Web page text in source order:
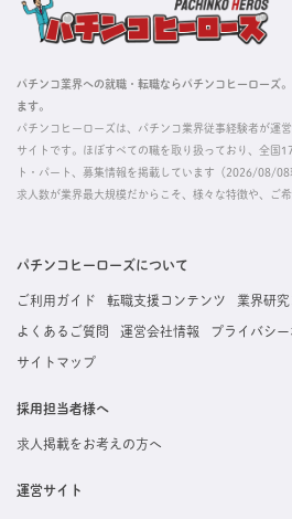
パチンコ業界への就職・転職ならパチンコヒーローズ
ます。
パチンコヒーローズは、パチンコ業界従事経験者が運
サイトです。ほぼすべての職を取り扱っており、全国
ト・パート、募集情報を掲載しています（2026/08/08
求人数が業界最大規模だからこそ、様々な特徴や、ご
掲載している求人は、すべて契約法人様から寄せられ
た内容はすぐに直接事業所に届くためスムーズに転職・
パチンコヒーローズについて
ご利用ガイド 転職支援コンテンツ 業界研
よくあるご質問 運営会社情報 プライバシ
サイトマップ
採用担当者様へ
求人掲載をお考えの方へ
運営サイト